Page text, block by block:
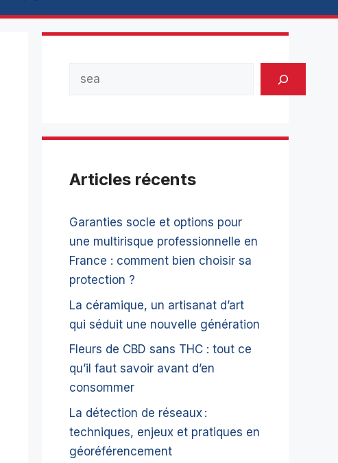
Articles récents
Garanties socle et options pour
une multirisque professionnelle en
France : comment bien choisir sa
protection ?
La céramique, un artisanat d’art
qui séduit une nouvelle génération
Fleurs de CBD sans THC : tout ce
qu’il faut savoir avant d’en
consommer
La détection de réseaux :
techniques, enjeux et pratiques en
géoréférencement